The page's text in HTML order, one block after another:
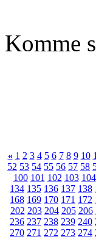
Komme
« 1 2 3 4 5 6 7 8 9 10
52 53 54 55 56 57 58
100 101 102 103 104
134 135 136 137 138
168 169 170 171 172
202 203 204 205 206
236 237 238 239 240
270 271 272 273 274